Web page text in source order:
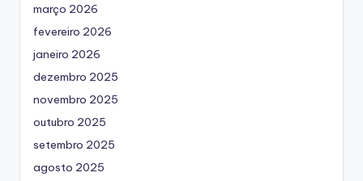
março 2026
fevereiro 2026
janeiro 2026
dezembro 2025
novembro 2025
outubro 2025
setembro 2025
agosto 2025